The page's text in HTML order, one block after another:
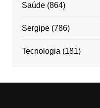
Saúde(864)
Sergipe(786)
Tecnologia (181)